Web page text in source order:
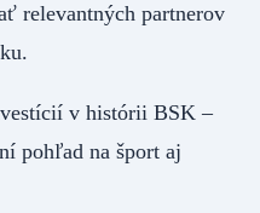
relevantných partnerov
v histórii BSK –
pohľad na šport aj